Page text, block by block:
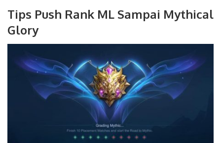
Tips Push Rank ML Sampai Mythical
Glory